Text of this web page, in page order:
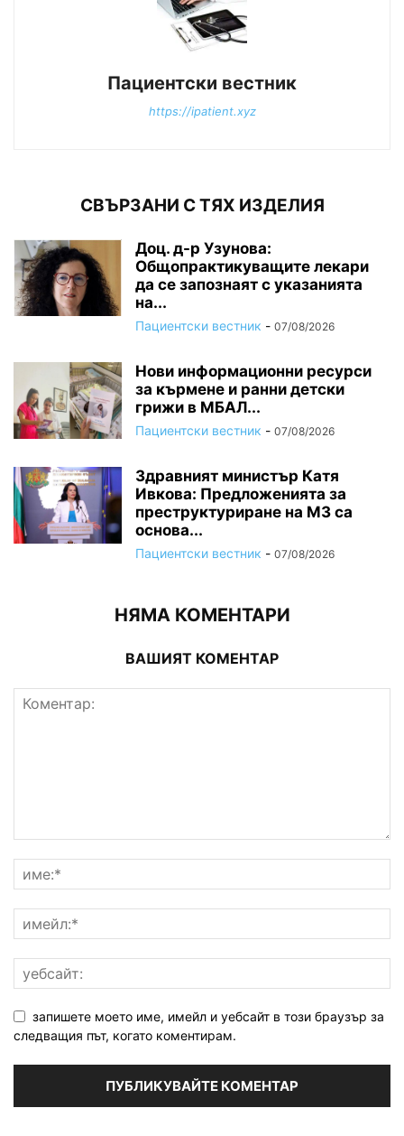
Пациентски вестник
https://ipatient.xyz
СВЪРЗАНИ С ТЯХ ИЗДЕЛИЯ
Доц. д-р Узунова:
Общопрактикуващите лекари
да се запознаят с указанията
на...
Пациентски вестник - 07/08/2026
Нови информационни ресурси
за кърмене и ранни детски
грижи в МБАЛ...
Пациентски вестник - 07/08/2026
Здравният министър Катя
Ивкова: Предложенията за
преструктуриране на МЗ са
основа...
Пациентски вестник - 07/08/2026
НЯМА КОМЕНТАРИ
ВАШИЯТ КОМЕНТАР
запишете моето име, имейл и уебсайт в този браузър за
следващия път, когато коментирам.